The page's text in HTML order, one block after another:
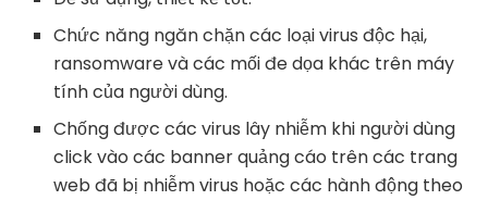
Chức năng ngăn chặn các loại virus độc hại,
ransomware và các mối đe dọa khác trên máy
tính của người dùng.
Chống được các virus lây nhiễm khi người dùng
click vào các banner quảng cáo trên các trang
web đã bị nhiễm virus hoặc các hành động theo